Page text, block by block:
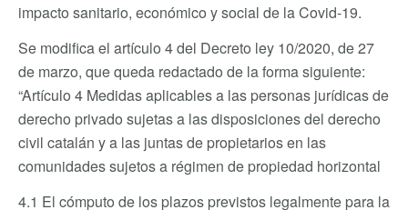
impacto sanitario, económico y social de la Covid-19.
Se modifica el artículo 4 del Decreto ley 10/2020, de 27
de marzo, que queda redactado de la forma siguiente:
“Artículo 4 Medidas aplicables a las personas jurídicas de
derecho privado sujetas a las disposiciones del derecho
civil catalán y a las juntas de propietarios en las
comunidades sujetos a régimen de propiedad horizontal
4.1 El cómputo de los plazos previstos legalmente para la